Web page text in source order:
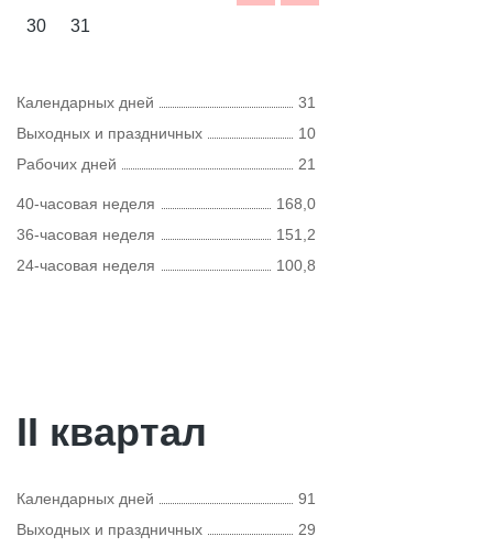
30
31
Календарных дней
31
Выходных и праздничных
10
Рабочих дней
21
40-часовая неделя
168,0
36-часовая неделя
151,2
24-часовая неделя
100,8
II квартал
Календарных дней
91
Выходных и праздничных
29